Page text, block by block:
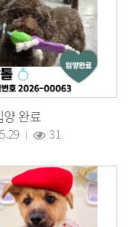
양 완료
31